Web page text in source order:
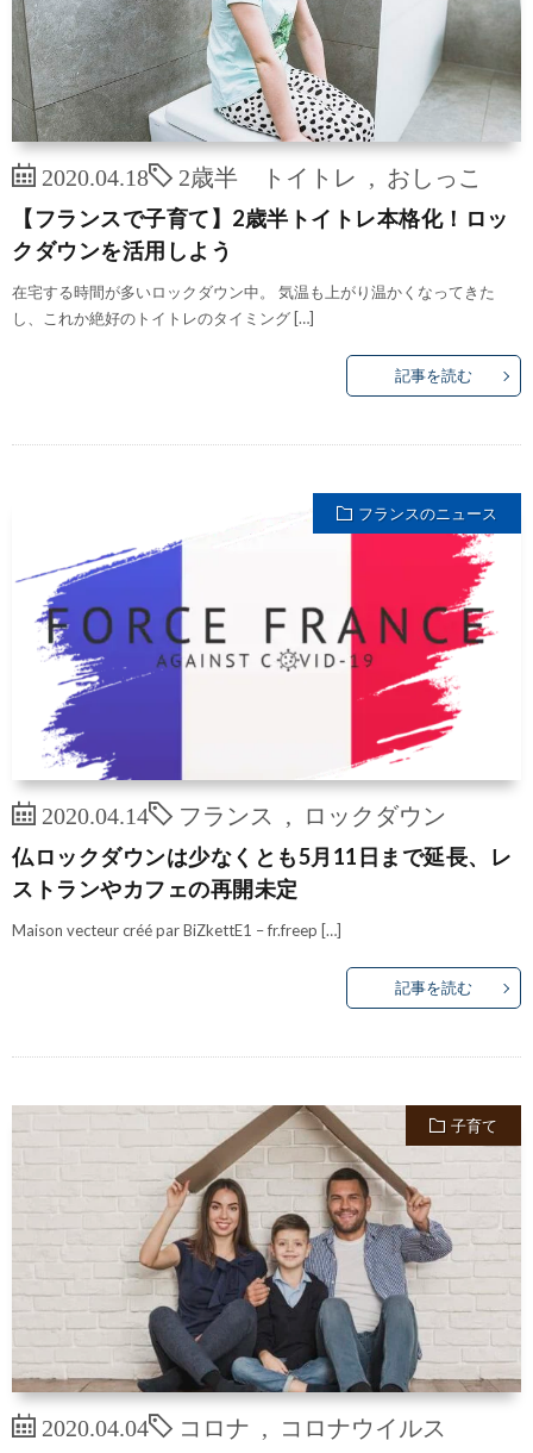
2020.04.18 2歳半 トイトレ おしっこ
【フランスで子育て】2歳半トイトレ本格化！ロッ
クダウンを活用しよう
在宅する時間が多いロックダウン中。 気温も上がり温かくなってきた
し、これか絶好のトイトレのタイミング […]
記事を読む
フランスのニュース
2020.04.14 フランス ロックダウン
仏ロックダウンは少なくとも5月11日まで延長、レ
ストランやカフェの再開未定
Maison vecteur créé par BiZkettE1 – fr.freep […]
記事を読む
子育て
2020.04.04 コロナ コロナウイルス